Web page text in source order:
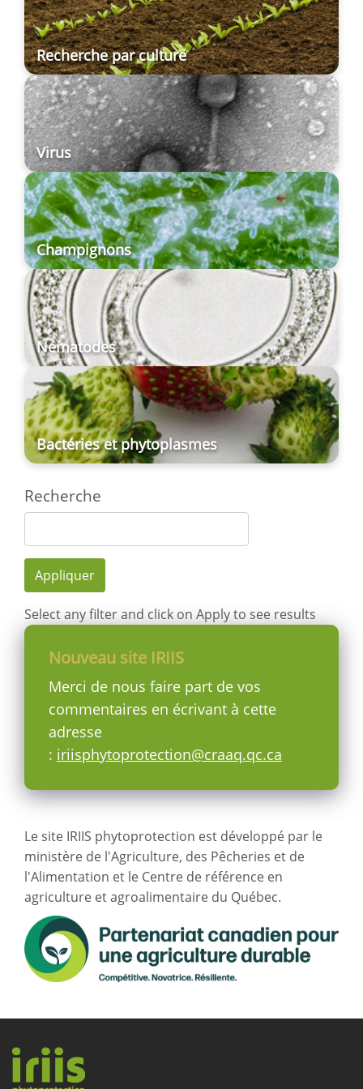
Recherche par culture
Virus
Champignons
Nématodes
Bactéries et phytoplasmes
Recherche
Appliquer
Select any filter and click on Apply to see results
Nouveau site IRIIS
Merci de nous faire part de vos
commentaires en écrivant à cette
adresse
: iriisphytoprotection@craaq.qc.ca
Le site IRIIS phytoprotection est développé par le
ministère de l'Agriculture, des Pêcheries et de
l'Alimentation et le Centre de référence en
agriculture et agroalimentaire du Québec.